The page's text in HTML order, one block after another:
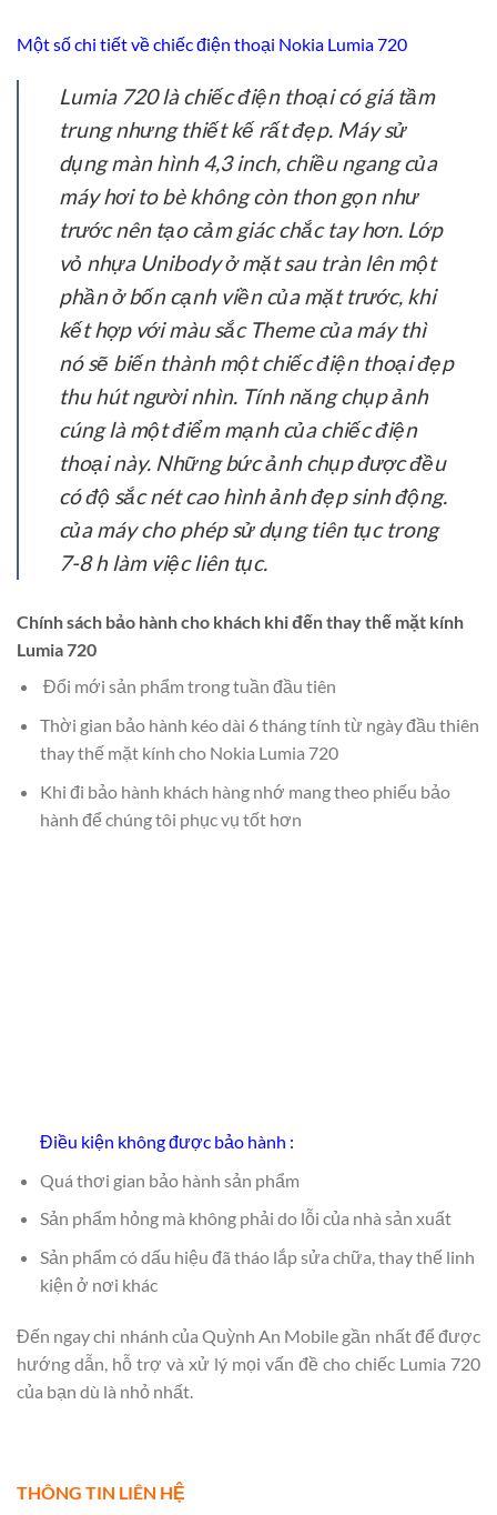
Một số chi tiết về chiếc điện thoại Nokia Lumia 720
Lumia 720 là chiếc điện thoại có giá tầm
trung nhưng thiết kế rất đẹp. Máy sử
dụng màn hình 4,3 inch, chiều ngang của
máy hơi to bè không còn thon gọn như
trước nên tạo cảm giác chắc tay hơn. Lớp
vỏ nhựa Unibody ở mặt sau tràn lên một
phần ở bốn cạnh viền của mặt trước, khi
kết hợp với màu sắc Theme của máy thì
nó sẽ biến thành một chiếc điện thoại đẹp
thu hút người nhìn. Tính năng chụp ảnh
cúng là một điểm mạnh của chiếc điện
thoại này. Những bức ảnh chụp được đều
có độ sắc nét cao hình ảnh đẹp sinh động.
của máy cho phép sử dụng tiên tục trong
7-8 h làm việc liên tục.
Chính sách bảo hành cho khách khi đến thay thế mặt kính
Lumia 720
Đổi mới sản phẩm trong tuần đầu tiên
Thời gian bảo hành kéo dài 6 tháng tính từ ngày đầu thiên
thay thế mặt kính cho Nokia Lumia 720
Khi đi bảo hành khách hàng nhớ mang theo phiếu bảo
hành để chúng tôi phục vụ tốt hơn
Điều kiện không được bảo hành :
Quá thơi gian bảo hành sản phẩm
Sản phẩm hỏng mà không phải do lỗi của nhà sản xuất
Sản phẩm có dấu hiệu đã tháo lắp sửa chữa, thay thế linh
kiện ở nơi khác
Đến ngay chi nhánh của Quỳnh An Mobile gần nhất để được
hướng dẫn, hỗ trợ và xử lý mọi vấn đề cho chiếc Lumia 720
của bạn dù là nhỏ nhất.
THÔNG TIN LIÊN HỆ